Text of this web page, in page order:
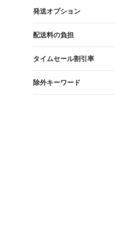
発送オプション
配送料の負担
タイムセール割引率
除外キーワード